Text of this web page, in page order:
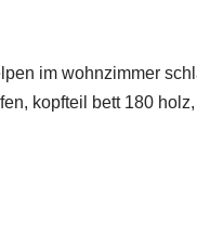
im wohnzimmer
kopfteil bett 180